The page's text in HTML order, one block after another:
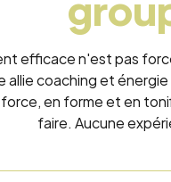
efficace n'est pas
allie coaching et
en forme et en
faire. Aucune